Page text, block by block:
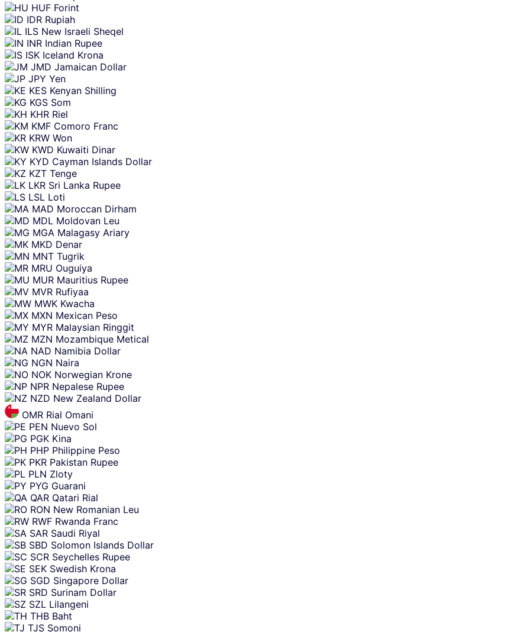
HUF Forint
IDR Rupiah
ILS New Israeli Sheqel
INR Indian Rupee
ISK Iceland Krona
JMD Jamaican Dollar
JPY Yen
KES Kenyan Shilling
KGS Som
KHR Riel
KMF Comoro Franc
KRW Won
KWD Kuwaiti Dinar
KYD Cayman Islands Dollar
KZT Tenge
LKR Sri Lanka Rupee
LSL Loti
MAD Moroccan Dirham
MDL Moldovan Leu
MGA Malagasy Ariary
MKD Denar
MNT Tugrik
MRU Ouguiya
MUR Mauritius Rupee
MVR Rufiyaa
MWK Kwacha
MXN Mexican Peso
MYR Malaysian Ringgit
MZN Mozambique Metical
NAD Namibia Dollar
NGN Naira
NOK Norwegian Krone
NPR Nepalese Rupee
NZD New Zealand Dollar
OMR Rial Omani
PEN Nuevo Sol
PGK Kina
PHP Philippine Peso
PKR Pakistan Rupee
PLN Zloty
PYG Guarani
QAR Qatari Rial
RON New Romanian Leu
RWF Rwanda Franc
SAR Saudi Riyal
SBD Solomon Islands Dollar
SCR Seychelles Rupee
SEK Swedish Krona
SGD Singapore Dollar
SRD Surinam Dollar
SZL Lilangeni
THB Baht
TJS Somoni